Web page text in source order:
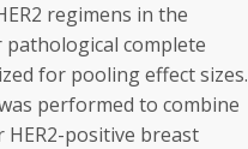
regimens in the
pathological complete
for pooling effect sizes.
performed to combine
positive breast